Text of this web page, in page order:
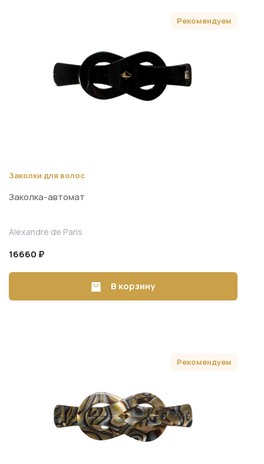
Рекомендуем
Заколки для волос
Заколка-автомат
Alexandre de Paris
16660 ₽
В корзину
Рекомендуем